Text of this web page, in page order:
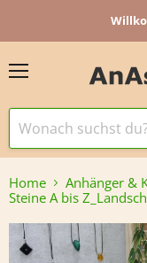
Home
Anhänger &
Steine A bis